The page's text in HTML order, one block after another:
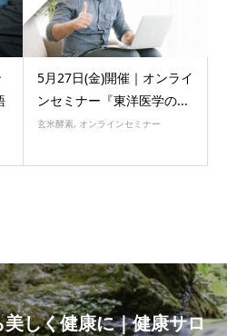
5月27日(金)開催｜オンライ
ンセミナー『東洋医学の...
玄米酵素, オンラインセミナー
しく健康に｜健康サロ